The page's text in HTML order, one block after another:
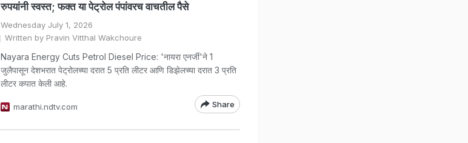
रुपयांनी स्वस्त; फक्त या पेट्रोल पंपांवरच वाचतील पैसे
Wednesday July 1, 2026
Written by Pravin Vitthal Wakchoure
Nayara Energy Cuts Petrol Diesel Price: 'नायरा एनर्जी'ने 1
जुलैपासून देशभरात पेट्रोलच्या दरात 5 प्रति लीटर आणि डिझेलच्या दरात 3 प्रति
लीटर कपात केली आहे.
marathi.ndtv.com Share